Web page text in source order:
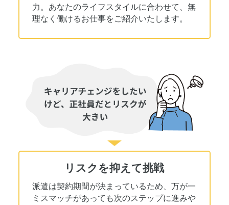
力。あなたのライフスタイルに合わせて、無
理なく働けるお仕事をご紹介いたします。
リスクを抑えて挑戦
派遣は契約期間が決まっているため、万が一
ミスマッチがあっても次のステップに進みや